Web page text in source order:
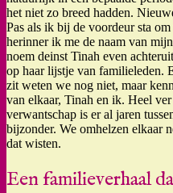
het niet zo breed hadden.
Pas als ik bij de voordeur sta
herinner ik me de naam van
noem deinst Tinah even
op haar lijstje van familieleden.
zit weten we nog niet, maar
van elkaar, Tinah en ik. Heel
verwantschap is er al jaren
bijzonder. We omhelzen elkaar
dat wisten.
Een familieverhaal